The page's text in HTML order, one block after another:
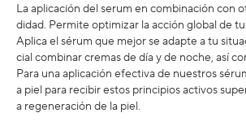
La aplicación del serum en combinación con
didad. Permite optimizar la acción global de
Aplica el sérum que mejor se adapte a tu
cial combinar cremas de día y de noche, así
Para una aplicación efectiva de nuestros
a piel para recibir estos principios activos
a regeneración de la piel.